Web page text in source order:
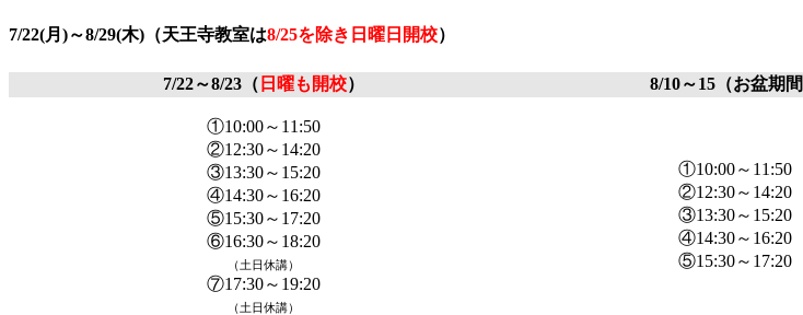
7/22(月)～8/29(木)（天王寺教室は8/25を除き日曜日開校）
7/22～8/23（ 日曜も開校） 8/10～15（お盆期間
①10:00～11:50
②12:30～14:20
③13:30～15:20
④14:30～16:20
⑤15:30～17:20
⑥16:30～18:20
（土日休講）
⑦17:30～19:20
（土日休講）
①10:00～11:50
②12:30～14:20
③13:30～15:20
④14:30～16:20
⑤15:30～17:20